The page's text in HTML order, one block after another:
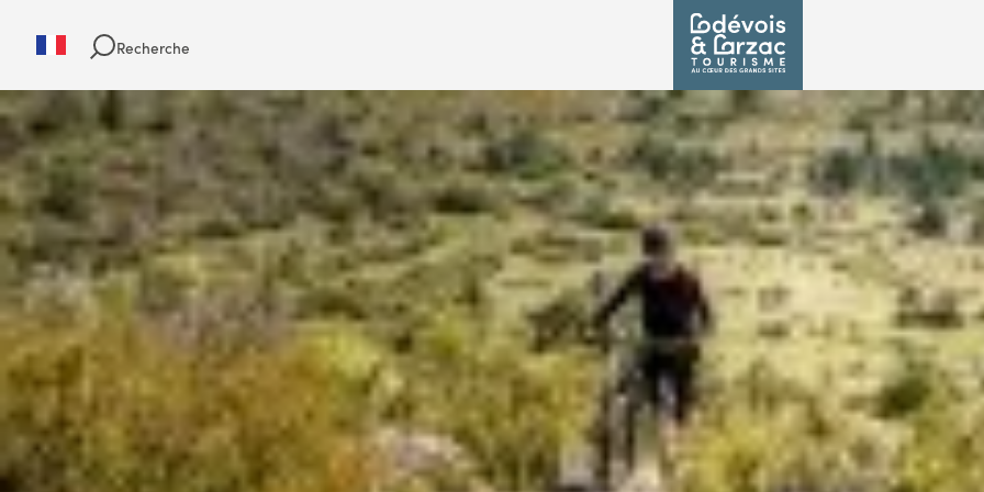
Recherche